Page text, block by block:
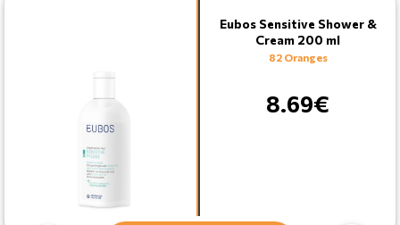
Eubos Sensitive Shower &
Cream 200 ml
82 Oranges
8.69€